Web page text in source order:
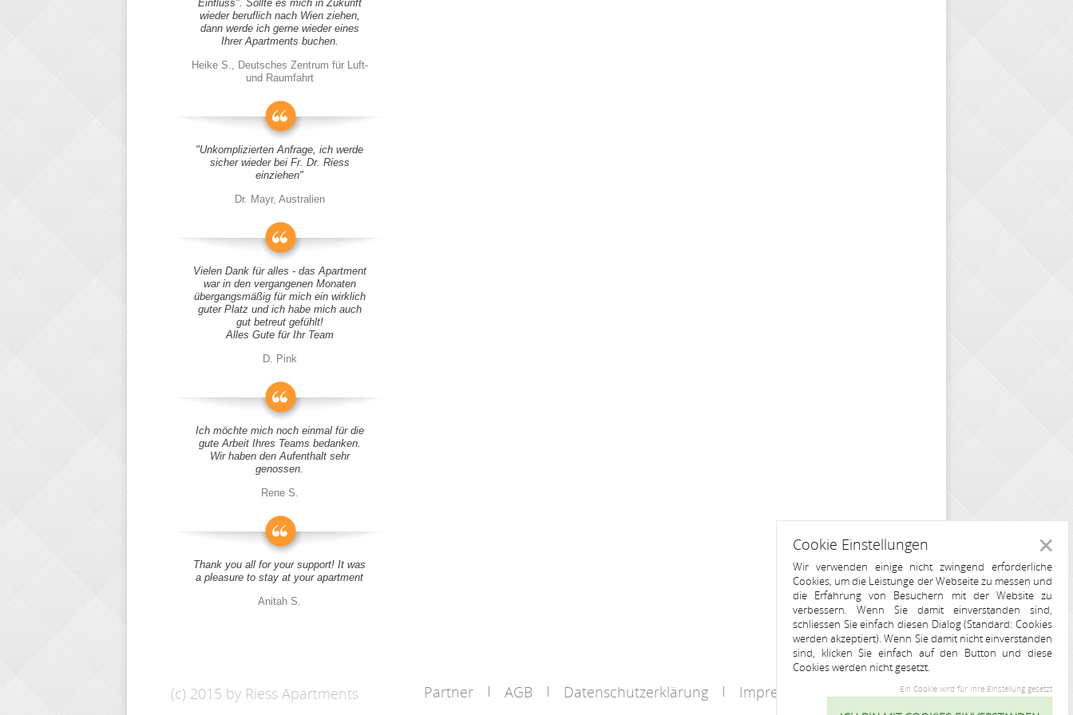
Einfluss". Sollte es mich in Zukunft
wieder beruflich nach Wien ziehen,
dann werde ich gerne wieder eines
Ihrer Apartments buchen.
Heike S., Deutsches Zentrum für Luft-
und Raumfahrt
"Unkomplizierten Anfrage, ich werde
sicher wieder bei Fr. Dr. Riess
einziehen"
Dr. Mayr, Australien
Vielen Dank für alles - das Apartment
war in den vergangenen Monaten
übergangsmäßig für mich ein wirklich
guter Platz und ich habe mich auch
gut betreut gefühlt!
Alles Gute für Ihr Team
D. Pink
Ich möchte mich noch einmal für die
gute Arbeit Ihres Teams bedanken.
Wir haben den Aufenthalt sehr
genossen.
Rene S.
Thank you all for your support! It was
a pleasure to stay at your apartment
Anitah S.
(c) 2015 by Riess Apartments Partner AGB Datenschutzerklärung Impressum Kontakt
Cookie Einstellungen
Wir verwenden einige nicht zwingend erforderliche
Cookies, um die Leistunge der Webseite zu messen und
die Erfahrung von Besuchern mit der Website zu
verbessern. Wenn Sie damit einverstanden sind,
schliessen Sie einfach diesen Dialog (Standard: Cookies
werden akzeptiert). Wenn Sie damit nicht einverstanden
sind, klicken Sie einfach auf den Button und diese
Cookies werden nicht gesetzt.
Ein Cookie wird für Ihre Einstellung gesetzt